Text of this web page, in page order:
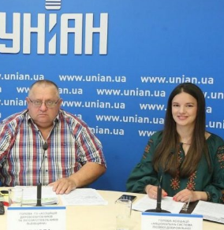
Харків
Наука
Лайт
Інциденти